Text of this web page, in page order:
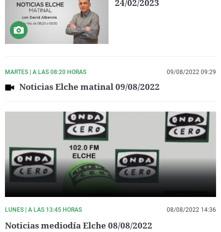
24/02/2023
MARTES | A LAS 08:20 HORAS 09/08/2022 09:29
Noticias Elche matinal 09/08/2022
LUNES | A LAS 13:45 HORAS 08/08/2022 14:36
Noticias mediodía Elche 08/08/2022